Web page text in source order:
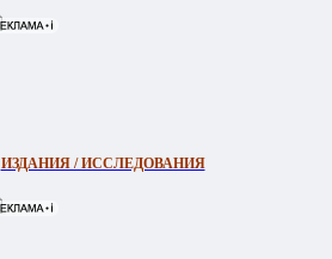
ИЗДАНИЯ / ИССЛЕДОВАНИЯ